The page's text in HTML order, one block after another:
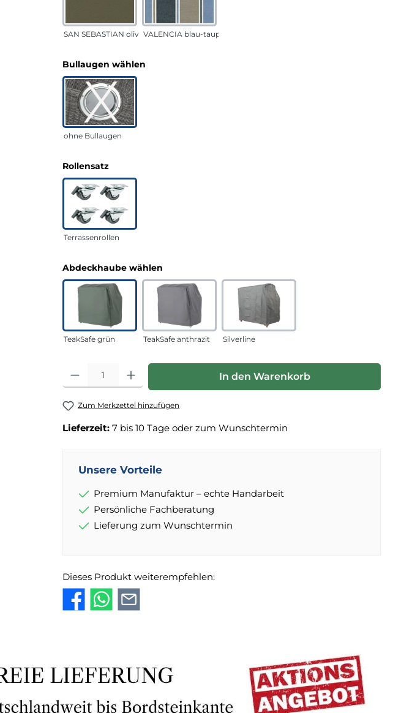
SAN SEBASTIAN oliv VALENCIA blau-taupe
Bullaugen wählen
ohne Bullaugen
Rollensatzauswählen
Terrassenrollen
Abdeckhaube wählen
TeakSafe grün TeakSafe anthrazit Silverline
Produkt Anzahl: Gib den gewünschten Wert ein oder benutze die
In den Warenkorb
Zum Merkzettel hinzufügen
Lieferzeit: 7 bis 10 Tage oder zum Wunschtermin
Unsere Vorteile
Premium Manufaktur – echte Handarbeit
Persönliche Fachberatung
Lieferung zum Wunschtermin
Dieses Produkt weiterempfehlen: